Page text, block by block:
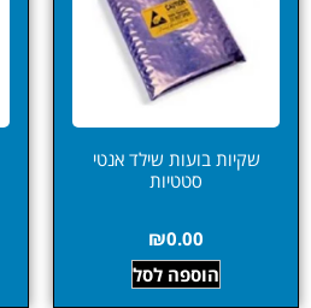
שקיות בועות שילד אנטי
סטטיות
₪0.00
הוספה לסל